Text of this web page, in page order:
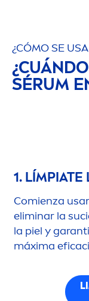
¿CÓMO SE
SÉRUM
1. LÍMPIATE
Comienza
eliminar la
la piel y
máxima